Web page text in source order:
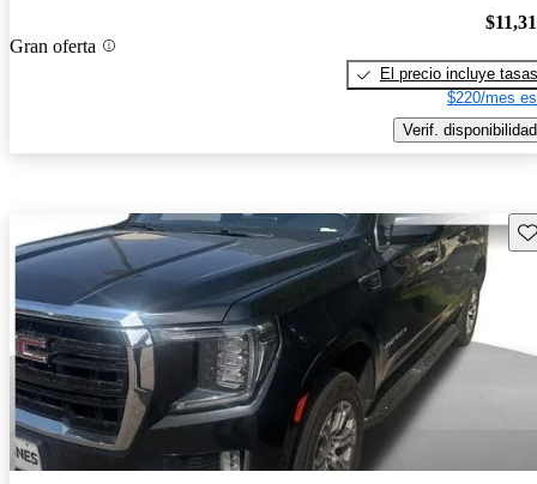
Gran oferta
El precio incluye tasas
$220/mes
Verif. disponibilidad